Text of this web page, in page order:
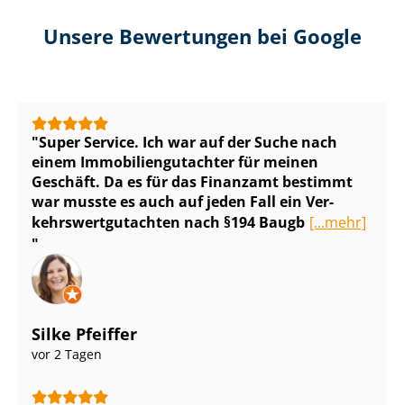
Unsere Bewertungen bei Google
Super Service. Ich war auf der Suche nach
einem Im­mo­bi­li­en­gut­ach­ter für meinen
Geschäft. Da es für das Finanzamt bestimmt
war musste es auch auf jeden Fall ein Ver­
kehrs­wert­gut­ach­ten nach §194 Baugb [...mehr]
Silke Pfeiffer
vor 2 Tagen